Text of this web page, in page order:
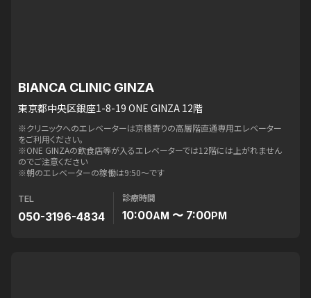
BIANCA CLINIC GINZA
東京都中央区銀座1-8-19 ONE GINZA 12階
※クリニックへのエレベーターは京橋寄りの高層階直通専用エレベーター
をご利用ください。
※ONE GINZAの飲食店等が入るエレベーターでは12階には上がれません
のでご注意ください
※朝のエレベーターの稼働は9:50〜です
TEL
050-3196-4834
診療時間
10:00AM 〜 7:00PM